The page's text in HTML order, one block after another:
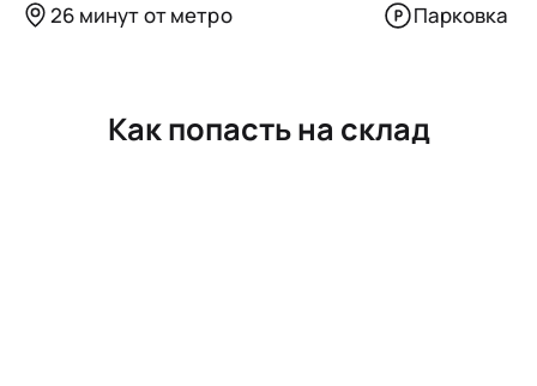
26 минут от метро
Парковка
Как попасть на склад